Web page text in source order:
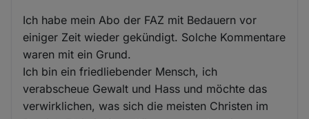
Ich habe mein Abo der FAZ mit Bedauern vor
einiger Zeit wieder gekündigt. Solche Kommentare
waren mit ein Grund.
Ich bin ein friedliebender Mensch, ich
verabscheue Gewalt und Hass und möchte das
verwirklichen, was sich die meisten Christen im